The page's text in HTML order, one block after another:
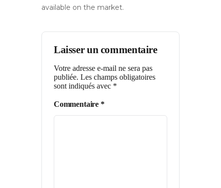
available on the market.
Laisser un commentaire
Votre adresse e-mail ne sera pas
publiée. Les champs obligatoires
sont indiqués avec *
Commentaire *